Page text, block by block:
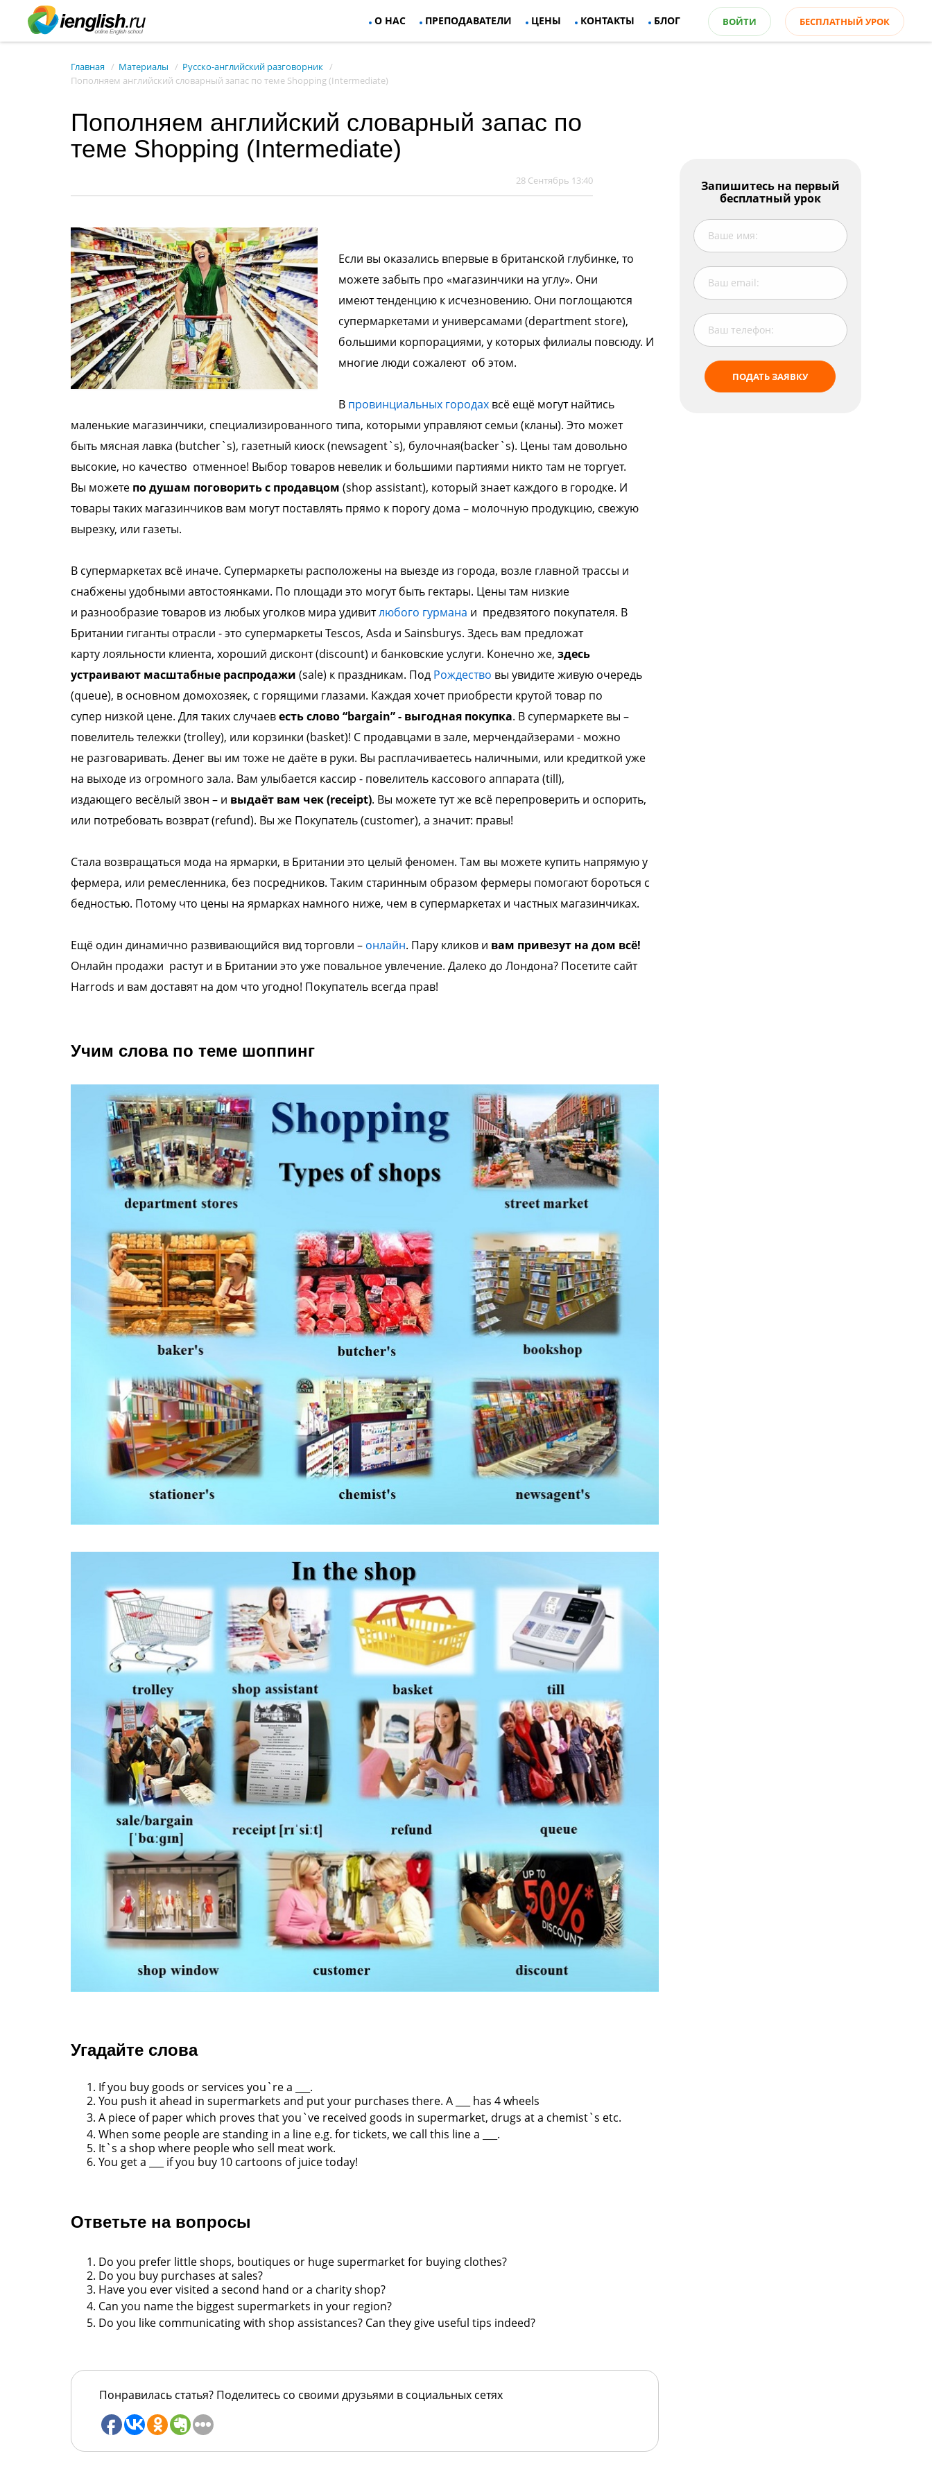
ВОЙТИ БЕСПЛАТНЫЙ УРОК
О НАС ПРЕПОДАВАТЕЛИ ЦЕНЫ КОНТАКТЫ БЛОГ
Главная Материалы
Русско-английский разговорник
Пополняем английский словарный запас по теме Shopping (Intermediate)
Пополняем английский словарный запас по
теме Shopping (Intermediate)
28 Сентябрь 13:40 Оглавление
Учим слова по теме шоппинг
Угадайте слова
Ответьте на вопросы
Запишитесь на первый
бесплатный урок
ПОДАТЬ ЗАЯВКУ
Если вы оказались впервые в британской глубинке, то
можете забыть про «магазинчики на углу». Они
имеюттенденцию к исчезновению. Они поглощаются
супермаркетами и универсамами (department store),
большими корпорациями, у которых филиалы повсюду. И
многие люди сожалеют об этом.
В провинциальных городахвсё ещё могутнайтись
маленькие магазинчики, специализированного типа, которыми управляют семьи (кланы). Это может
быть мясная лавка (butcher`s), газетный киоск(newsagent`s), булочная(backer`s). Цены там довольно
высокие, но качество отменное! Выбор товаров невелик и большими партиями никто там не торгует.
Вы можете по душам поговорить с продавцом (shop assistant), который знает каждого в городке. И
товары таких магазинчиков вам могут поставлять прямо к порогу дома – молочную продукцию, свежую
вырезку, или газеты.
В супермаркетах всё иначе. Супермаркеты расположены на выезде из города, возле главной трассы и
снабжены удобными автостоянками. По площади это могутбыть гектары. Цены там низкие
и разнообразие товаров из любых уголков мира удивитлюбого гурмана и предвзятого покупателя. В
Британии гиганты отрасли -это супермаркеты Tescos, Asda и Sainsburys. Здесь вам предложат
картулояльности клиента, хороший дисконт(discount) и банковские услуги. Конечно же, здесь
устраивают масштабные распродажи (sale) к праздникам. Под Рождество вы увидите живую очередь
(queue), в основном домохозяек, с горящими глазами. Каждая хочет приобрести крутой товар по
супер низкой цене. Для таких случаевесть слово“bargain” - выгодная покупка. В супермаркете вы –
повелитель тележки (trolley), или корзинки (basket)! С продавцами в зале, мерчендайзерами - можно
не разговаривать. Денег вы им тоже не даёте в руки. Вы расплачиваетесь наличными, или кредиткой уже
на выходе из огромного зала. Вам улыбается кассир - повелитель кассового аппарата (till),
издающего весёлый звон – и выдаёт вам чек (receipt). Вы можете тут же всё перепроверить и оспорить,
или потребовать возврат(refund). Вы же Покупатель (customer), а значит: правы!
Стала возвращаться мода на ярмарки, в Британии это целый феномен. Там вы можете купить напрямую у
фермера, или ремесленника, без посредников. Таким старинным образом фермеры помогаютбороться с
бедностью. Потому что цены на ярмарках намного ниже, чем в супермаркетах и частных магазинчиках.
Ещё один динамично развивающийся видторговли – онлайн. Пару кликов и вам привезут на дом всё!
Онлайн продажи растут и в Британии это уже повальноеувлечение. Далеко до Лондона? Посетите сайт
Harrods и вам доставят на дом что угодно! Покупатель всегда прав!
Учим слова по теме шоппинг
Угадайте слова
If you buy goods or services you`re a ___.
You push it ahead in supermarkets and putyour purchases there. A ___ has 4 wheels
A piece of paper which proves that you`ve received goods in supermarket, drugs at a chemist`s etc.
When some people are standing in a line e.g. for tickets, we call this line a ___.
It`s a shop where people who sell meat work.
You get a ___ if you buy 10 cartoons of juicetoday!
Ответьте на вопросы
Do you prefer little shops, boutiques or hugesupermarket for buying clothes?
Do you buy purchases at sales?
Have you ever visited a second hand or a charity shop?
Can you name the biggest supermarkets in your region?
Do you like communicating with shop assistances? Can they give useful tips indeed?
Понравилась статья? Поделитесь со своими друзьями в социальных сетях